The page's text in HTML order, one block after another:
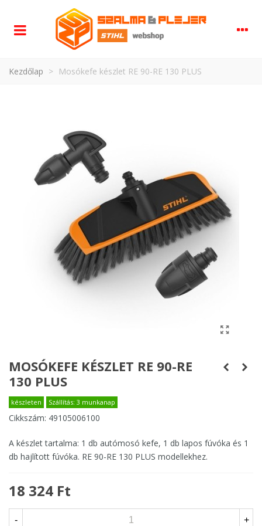
Kezdőlap > Mosókefe készlet RE 90-RE 130 PLUS
MOSÓKEFE KÉSZLET RE 90-RE
130 PLUS
készleten Szállítás: 3 munkanap
Cikkszám: 49105006100
A készlet tartalma: 1 db autómosó kefe, 1 db lapos fúvóka és 1
db hajlított fúvóka. RE 90-RE 130 PLUS modellekhez.
18 324 Ft
- +